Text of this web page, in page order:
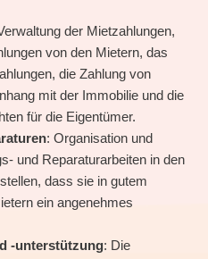
der Mietzahlungen,
von den Mietern, das
die Zahlung von
mit der Immobilie und die
für die Eigentümer.
: Organisation und
und Reparaturarbeiten in den
dass sie in gutem
ein angenehmes
-unterstützung: Die